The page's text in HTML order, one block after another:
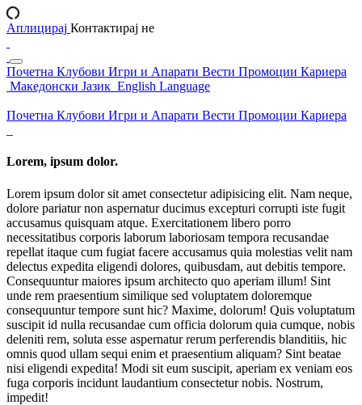
Аплицирај Контактирај не
Почетна Клубови Игри и Апарати Вести Промоции Кариера
Македонски Јазик English Language
Почетна Клубови Игри и Апарати Вести Промоции Кариера
Lorem, ipsum dolor.
Lorem ipsum dolor sit amet consectetur adipisicing elit. Nam neque,
dolore pariatur non aspernatur ducimus excepturi corrupti iste fugit
accusamus quisquam atque. Exercitationem libero porro
necessitatibus corporis laborum laboriosam tempora recusandae
repellat itaque cum fugiat facere accusamus quia molestias velit nam
delectus expedita eligendi dolores, quibusdam, aut debitis tempore.
Consequuntur maiores ipsum architecto quo aperiam illum! Sint
unde rem praesentium similique sed voluptatem doloremque
consequuntur tempore sunt hic? Maxime, dolorum! Quis voluptatum
suscipit id nulla recusandae cum officia dolorum quia cumque, nobis
deleniti rem, soluta esse aspernatur rerum perferendis blanditiis, hic
omnis quod ullam sequi enim et praesentium aliquam? Sint beatae
nisi eligendi expedita! Modi sit eum suscipit, aperiam ex veniam eos
fuga corporis incidunt laudantium consectetur nobis. Nostrum,
impedit!